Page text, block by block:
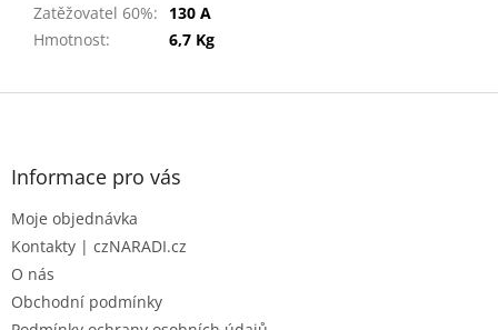
Zatěžovatel 60%:
130 A
Hmotnost: 6,7 Kg
Z
Informace pro vás
Moje objednávka
Kontakty | czNARADI.cz
O nás
Obchodní podmínky